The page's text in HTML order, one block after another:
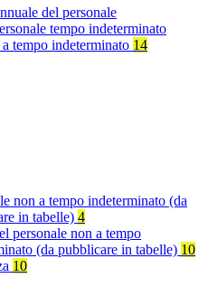
del personale
tempo indeterminato
tempo indeterminato 14
non a tempo indeterminato (da
in tabelle) 4
personale non a tempo
(da pubblicare in tabelle) 10
10